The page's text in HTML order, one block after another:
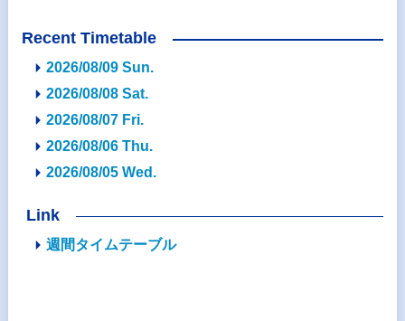
Recent Timetable
2026/08/09 Sun.
2026/08/08 Sat.
2026/08/07 Fri.
2026/08/06 Thu.
2026/08/05 Wed.
Link
週間タイムテーブル